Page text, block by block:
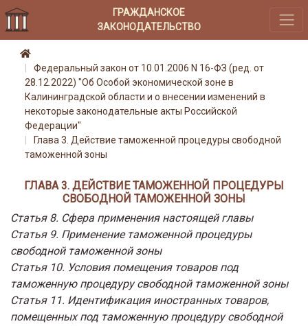
ГРАЖДАНСКОЕ
ЗАКОНОДАТЕЛЬСТВО
Федеральный закон от 10.01.2006 N 16-ФЗ (ред. от
28.12.2022) "Об Особой экономической зоне в
Калининградской области и о внесении изменений в
некоторые законодательные акты Российской
Федерации"
Глава 3. Действие таможенной процедуры свободной
таможенной зоны
ГЛАВА 3. ДЕЙСТВИЕ ТАМОЖЕННОЙ ПРОЦЕДУРЫ
СВОБОДНОЙ ТАМОЖЕННОЙ ЗОНЫ
Статья 8. Сфера применения настоящей главы
Статья 9. Применение таможенной процедуры
свободной таможенной зоны
Статья 10. Условия помещения товаров под
таможенную процедуру свободной таможенной зоны
Статья 11. Идентификация иностранных товаров,
помещенных под таможенную процедуру свободной